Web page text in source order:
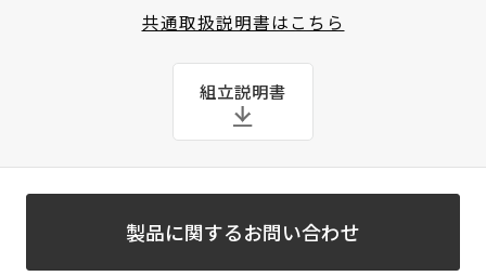
共通取扱説明書はこちら
組立説明書
製品に関するお問い合わせ